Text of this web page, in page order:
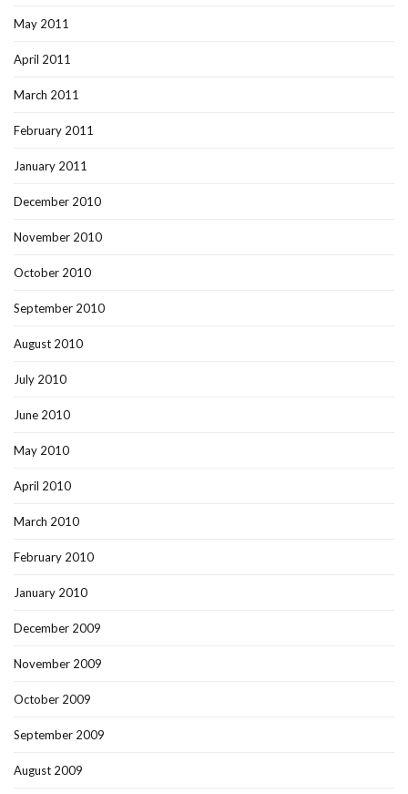
May 2011
April 2011
March 2011
February 2011
January 2011
December 2010
November 2010
October 2010
September 2010
August 2010
July 2010
June 2010
May 2010
April 2010
March 2010
February 2010
January 2010
December 2009
November 2009
October 2009
September 2009
August 2009